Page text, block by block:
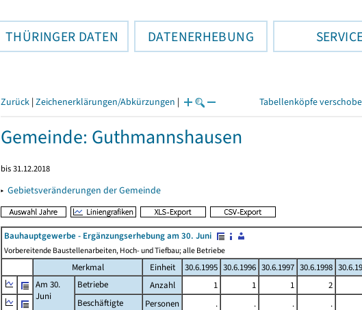
THÜRINGER DATEN DATENERHEBUNG
Zurück | Zeichenerklärungen/Abkürzungen | Tabellenköpfe
Gemeinde: Guthmannshausen
bis 31.12.2018
▸ Gebietsveränderungen der Gemeinde
Bauhauptgewerbe - Ergänzungserhebung am 30. Juni
Vorbereitende Baustellenarbeiten, Hoch- und Tiefbau; alle Betriebe
Merkmal Einheit 30.6.1995 30.6.1996 30.6.1997 30.6.1998
Am 30.
Juni
Betriebe Anzahl 1 1 1 2
Beschäftigte
Personen . . . .